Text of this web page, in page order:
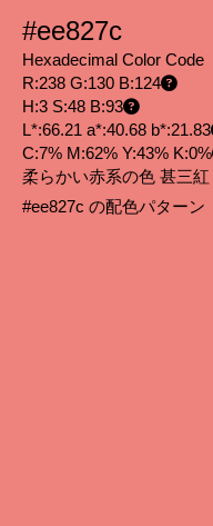
#ee827c
Hexadecimal Color Code
R:238 G:130 B:124
H:3 S:48 B:93
L*:66.21 a*:40.68 b*:21.83
C:7% M:62% Y:43% K:0%
柔らかい赤系の色 甚三紅
#ee827c の配色パターン